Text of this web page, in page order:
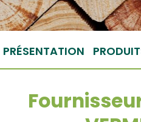
PRÉSENTATION